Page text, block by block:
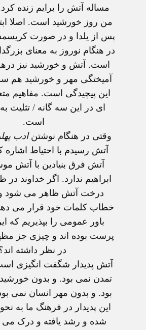
مساله آتش را برایم زنده
من روز خورشید است. اصلا
پس از یلدا و در صورت
در هنگام نوروز به معنای
است. آتش و خورشید نیز درهم
آمیختگی مهر و خورشید هم
این پیچیدگی است. مفاهیم
ای در این سه گانه / تثلیت
است.
وقتی در هنگام نوشتنادب
آتش رسیدم با احتیاط اشاره
آتش فرق بنیادین با آتش
ابراهیم ندارد. اگر خداوند
درخت آتش ظاهر می شود
خطاب کلمات خود قرار می دهد
باور عمومی را بپذیریم که
پرست بوده اند و چیزی جز
در نظر داشته
آتش پدیدار شگفت انگیزی
تمدن نمی بود. و بدون
بود. و بدون مهر انسان نمی
این پدیدار در فرهنگ ما به
شده و رشد یافته و درک